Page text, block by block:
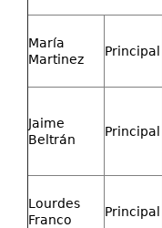
María
Martinez
Principal
Jaime
Beltrán
Principal
Lourdes
Franco
Principal